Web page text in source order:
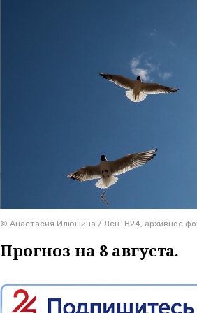
© Анастасия Илюшина / ЛенТВ24, архивное
Прогноз на 8 августа.